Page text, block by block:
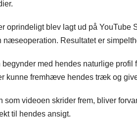
oprindeligt blev lagt ud på YouTube
næseoperation. Resultatet er
begynder med hendes naturlige
kunne fremhæve hendes træk og
som videoen skrider frem, bliver
til hendes ansigt.